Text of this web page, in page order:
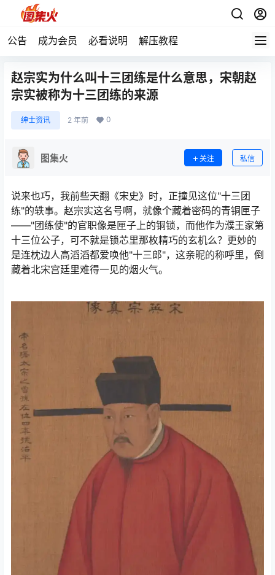
公告 成为会员 必看说明 解压教程
赵宗实为什么叫十三团练是什么意思，宋朝赵
宗实被称为十三团练的来源
绅士资讯 2 年前 0
图集火 关注 私信
说来也巧，我前些天翻《宋史》时，正撞见这位"十三团
练"的轶事。赵宗实这名号啊，就像个藏着密码的青铜匣子
——"团练使"的官职像是匣子上的铜锁，而他作为濮王家第
十三位公子，可不就是锁芯里那枚精巧的玄机么？更妙的
是连枕边人高滔滔都爱唤他"十三郎"，这亲昵的称呼里，倒
藏着北宋宫廷里难得一见的烟火气。